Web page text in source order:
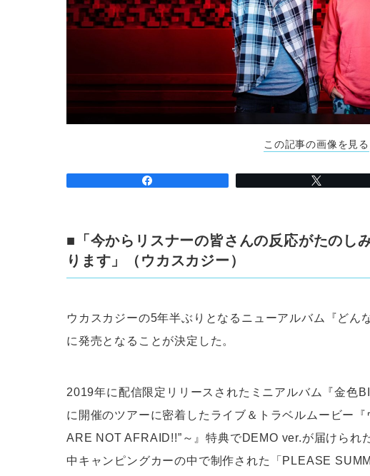
この記事の画像を見る
■「今からリスナーの皆さんの反応がたのし
ります」（ウカスカジー）
ウカスカジーの5年半ぶりとなるニューアルバム『どん
に発売となることが決定した。
2019年に配信限定リリースされたミニアルバム『金色
に開催のツアーに密着したライブ＆トラベルムービー
ARE NOT AFRAID!!”～』特典でDEMO ver.が届けられ
中キャンピングカーの中で制作された「PLEASE